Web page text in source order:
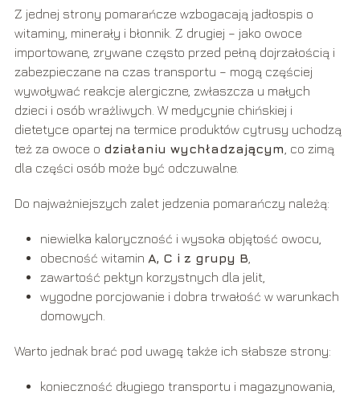
Z jednej strony pomarańcze wzbogacają jadłospis o
witaminy, minerały i błonnik. Z drugiej – jako owoce
importowane, zrywane często przed pełną dojrzałością i
zabezpieczane na czas transportu – mogą częściej
wywoływać reakcje alergiczne, zwłaszcza u małych
dzieci i osób wrażliwych. W medycynie chińskiej i
dietetyce opartej na termice produktów cytrusy uchodzą
też za owoce o działaniu wychładzającym , co zimą
dla części osób może być odczuwalne.
Do najważniejszych zalet jedzenia pomarańczy należą:
niewielka kaloryczność i wysoka objętość owocu,
obecność witamin A, C i z grupy B
zawartość pektyn korzystnych dla jelit,
wygodne porcjowanie i dobra trwałość w warunkach
domowych.
Warto jednak brać pod uwagę także ich słabsze strony:
konieczność długiego transportu i magazynowania,